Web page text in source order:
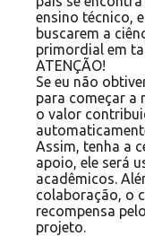
ensino técnico,
buscarem a
primordial em
ATENÇÃO!
Se eu não
para começar a
o valor
Assim, tenha a
apoio, ele será
acadêmicos.
colaboração, o
recompensa
projeto.